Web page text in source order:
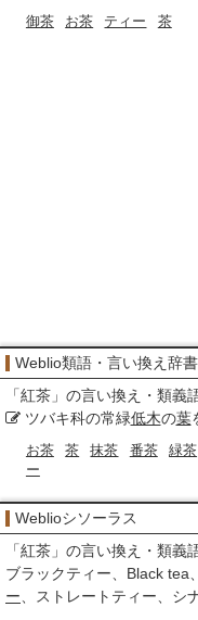
御茶 お茶 ティー 茶
Weblio類語・言い換え辞書
「紅茶 」の言い換え・類義
ツバキ科の常緑低木の葉
お茶 茶 抹茶 番茶 緑茶
ー
Weblioシソーラス
「紅茶 」の言い換え・類義
ブラックティー
Black tea
ー
ストレートティー シ